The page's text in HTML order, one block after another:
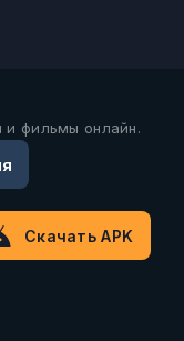
и фильмы онлайн.
Скачать APK